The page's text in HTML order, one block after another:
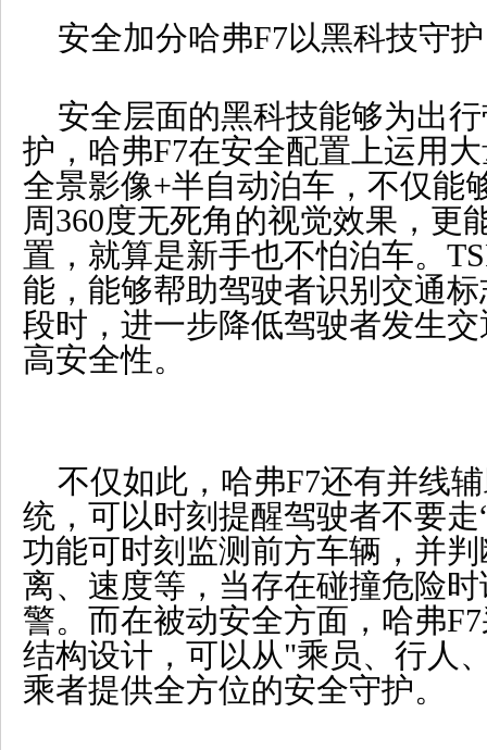
安全加分哈弗F7以黑科技守护
安全层面的黑科技能够为出
护，哈弗F7在安全配置上运用
全景影像+半自动泊车，不仅能
周360度无死角的视觉效果，更
置，就算是新手也不怕泊车。
能，能够帮助驾驶者识别交通
段时，进一步降低驾驶者发生
高安全性。
不仅如此，哈弗F7还有并线
统，可以时刻提醒驾驶者不要
功能可时刻监测前方车辆，并
离、速度等，当存在碰撞危险
警。而在被动安全方面，哈弗
结构设计，可以从"乘员、行人
乘者提供全方位的安全守护。